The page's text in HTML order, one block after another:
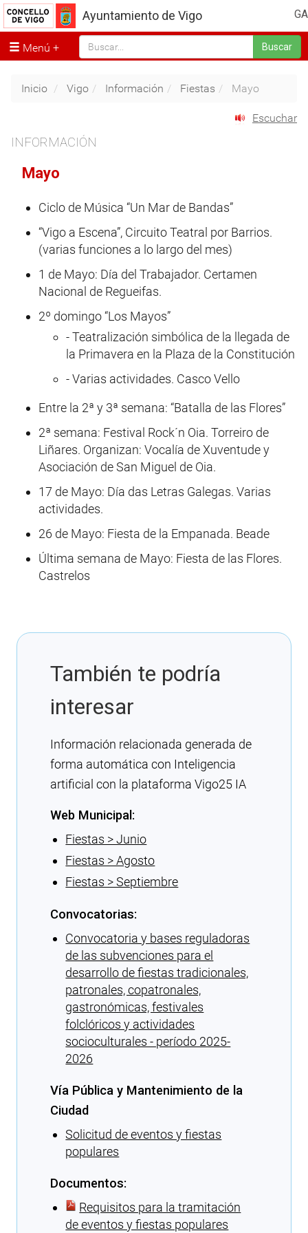
GA
Ayuntamiento de Vigo
Menú Buscar
Inicio Vigo Información Fiestas Mayo
Escuchar
INFORMACIÓN
Mayo
Ciclo de Música “Un Mar de Bandas”
“Vigo a Escena”, Circuito Teatral por Barrios.
(varias funciones a lo largo del mes)
1 de Mayo: Día del Trabajador. Certamen
Nacional de Regueifas.
2º domingo “Los Mayos”
- Teatralización simbólica de la llegada de
la Primavera en la Plaza de la Constitución
- Varias actividades. Casco Vello
Entre la 2ª y 3ª semana: “Batalla de las Flores”
2ª semana: Festival Rock´n Oia. Torreiro de
Liñares. Organizan: Vocalía de Xuventude y
Asociación de San Miguel de Oia.
17 de Mayo: Día das Letras Galegas. Varias
actividades.
26 de Mayo: Fiesta de la Empanada. Beade
Última semana de Mayo: Fiesta de las Flores.
Castrelos
También te podría
interesar
Información relacionada generada de
forma automática con Inteligencia
artificial con la plataforma Vigo25 IA
Web Municipal:
Fiestas > Junio
Fiestas > Agosto
Fiestas > Septiembre
Convocatorias:
Convocatoria y bases reguladoras
de las subvenciones para el
desarrollo de fiestas tradicionales,
patronales, copatronales,
gastronómicas, festivales
folclóricos y actividades
socioculturales - período 2025-
2026
Vía Pública y Mantenimiento de la
Ciudad
Solicitud de eventos y fiestas
populares
Documentos:
Requisitos para la tramitación
de eventos y fiestas populares